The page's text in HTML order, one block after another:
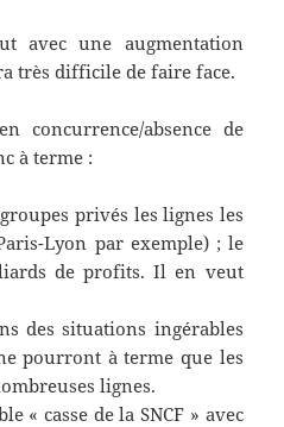
avec une augmentation
très difficile de faire face.
concurrence/absence de
à terme :
privés les lignes les
Lyon par exemple) ; le
de profits. Il en veut
des situations ingérables
pourront à terme que les
lignes.
« casse de la SNCF » avec